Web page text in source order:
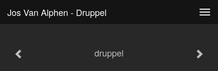
Jos Van Alphen - Druppel
druppel